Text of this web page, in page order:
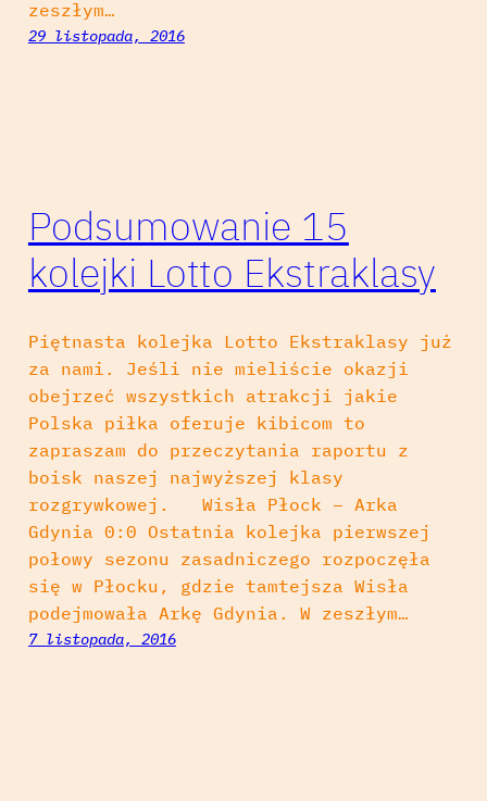
zeszłym…
29 listopada, 2016
Podsumowanie 15
kolejki Lotto Ekstraklasy
Piętnasta kolejka Lotto Ekstraklasy już
za nami. Jeśli nie mieliście okazji
obejrzeć wszystkich atrakcji jakie
Polska piłka oferuje kibicom to
zapraszam do przeczytania raportu z
boisk naszej najwyższej klasy
rozgrywkowej. Wisła Płock – Arka
Gdynia 0:0 Ostatnia kolejka pierwszej
połowy sezonu zasadniczego rozpoczęła
się w Płocku, gdzie tamtejsza Wisła
podejmowała Arkę Gdynia. W zeszłym…
7 listopada, 2016